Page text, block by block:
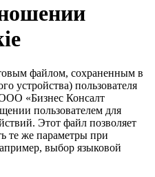
файлом, сохраненным в
устройства) пользователя
«Бизнес Консалт
пользователем для
Этот файл позволяет
те же параметры при
выбор языковой